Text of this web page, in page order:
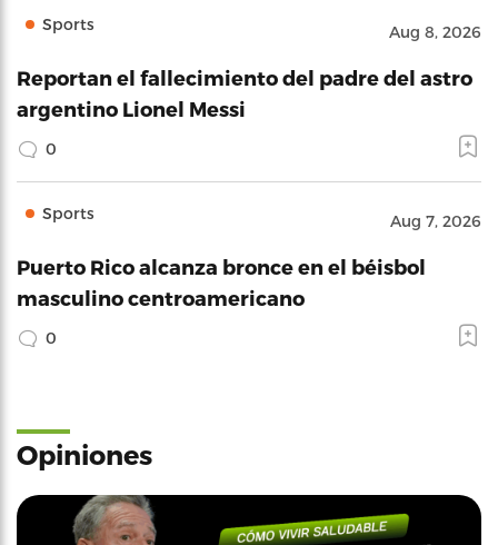
Sports Aug 8, 2026
Reportan el fallecimiento del padre del astro
argentino Lionel Messi
0
Sports Aug 7, 2026
Puerto Rico alcanza bronce en el béisbol
masculino centroamericano
0
Opiniones